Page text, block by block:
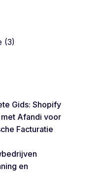
(3)
Gids: Shopify
Afandi voor
Facturatie
en